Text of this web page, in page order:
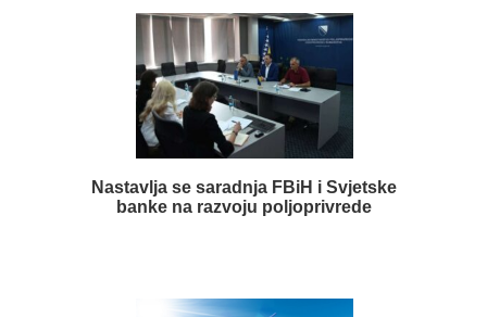
Nastavlja se saradnja FBiH i Svjetske
banke na razvoju poljoprivrede